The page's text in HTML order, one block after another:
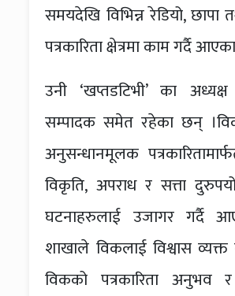
समयदेखि विभिन्न रेडियो,
पत्रकारिता क्षेत्रमा काम गर्दै
उनी ‘खप्तडटिभी’ का
सम्पादक समेत रहेका छन्
अनुसन्धानमूलक
विकृति, अपराध र सत्ता
घटनाहरुलाई उजागर गर्दै
शाखाले विकलाई विश्वास
विकको पत्रकारिता अनुभव